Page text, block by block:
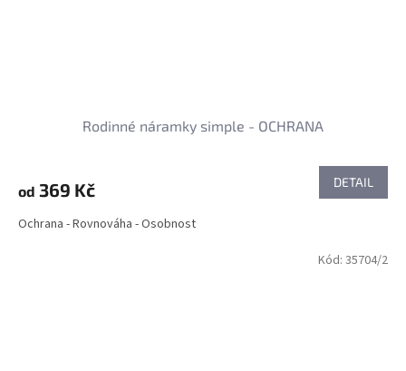
Rodinné náramky simple - OCHRANA
od 369 Kč DETAIL
Ochrana - Rovnováha - Osobnost
Kód: 35704/2